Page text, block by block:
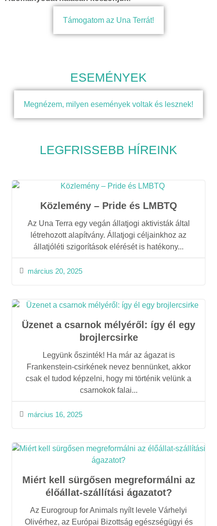
Támogatom az Una Terrát!
ESEMÉNYEK
Megnézem, milyen események voltak és lesznek!
LEGFRISSEBB HÍREINK
Közlemény – Pride és LMBTQ
március 20, 2025
Az Una Terra egy vegán állatjogi aktivisták által
létrehozott alapítvány. Állatjogi céljainkhoz az
állatjóléti szigorítások elérését is hatékony...
Üzenet a csarnok mélyéről: így él egy
brojlercsirke
március 16, 2025
Legyünk őszinték! Ha már az ágazat is
Frankenstein-csirkének nevez bennünket, akkor
csak el tudod képzelni, hogy mi történik velünk a
csarnokok falai...
Miért kell sürgősen megreformálni az
élőállat-szállítási ágazatot?
Az Eurogroup for Animals nyílt levele Várhelyi
Olivérhez, az Európai Bizottság egészségügyi és